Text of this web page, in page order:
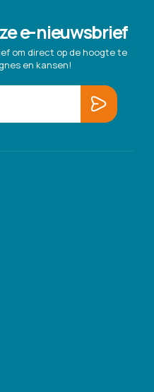
e-nieuwsbrief
om direct op de hoogte te
en kansen!